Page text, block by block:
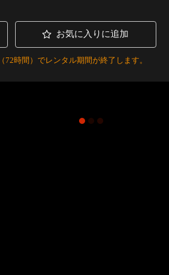
お気に入りに追加
時間）でレンタル期間が終了します。